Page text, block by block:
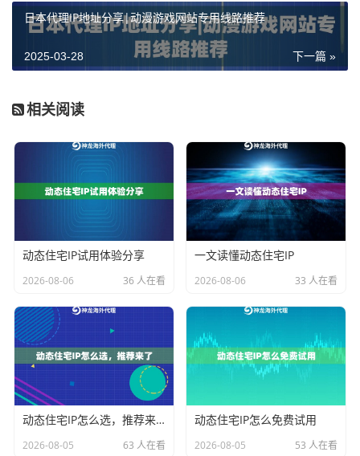
组合：
SOCKS5协议的代理服务（神龙海外代理I
P默认开启）
启用链路压缩
统会自动选择最优路径。用户反馈使用该方案后，视频
流加载时间缩短了67%。
频繁更换IP是保持长期稳定的关键，但要注意：
动态IP轮换间隔建议≥15分钟
同一IP连续使用不超过2小时
配合User-Agent随机生成器使用
神龙海外代理IP的 百万级IP池
IP被封，其日本节点每日更新20%的IP资源，确保可用率
日本代理IP地址分享|动漫游戏网站专用线路推荐
下一篇 »
2025-03-28
相关阅读
动态住宅IP试用体验分享
2026-08-06 36 人在看
一文读懂动态住宅IP
2026-08-06 33 人在看
动态住宅IP怎么选，推荐来了
2026-08-05 63 人在看
动态住宅IP怎么免费试用
2026-08-05 53 人在看